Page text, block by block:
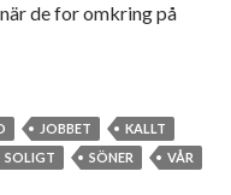
de for omkring på
JOBBET
KALLT
SOLIGT SÖNER
VÅR